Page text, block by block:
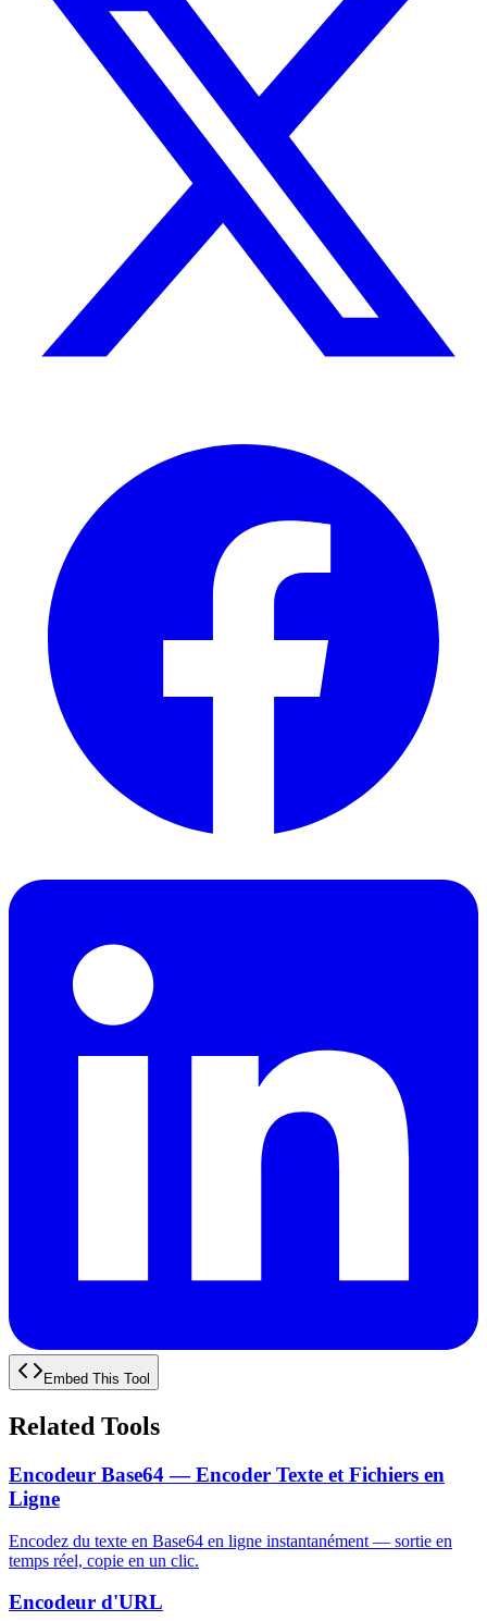
Embed This Tool
Related Tools
Encodeur Base64 — Encoder Texte et Fichiers en
Ligne
Encodez du texte en Base64 en ligne instantanément — sortie en
temps réel, copie en un clic.
Encodeur d'URL